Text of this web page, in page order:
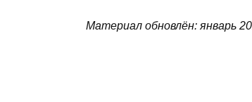
Материал обновлён: январь